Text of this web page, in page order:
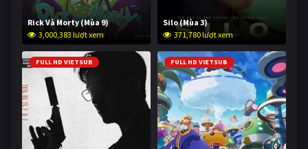
Rick Và Morty (Mùa 9)
3,000,383 lượt xem
Silo (Mùa 3)
371,780 lượt xem
FULL HD VIETSUB FULL HD VIETSUB